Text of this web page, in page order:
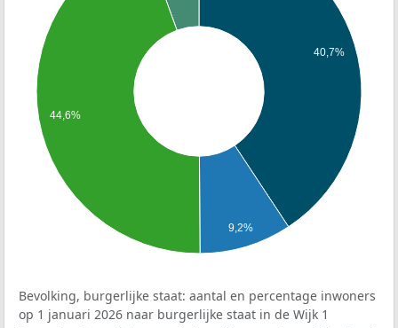
40,7%
9,2%
44,6%
Bevolking, burgerlijke staat: aantal en percentage inwoners
op 1 januari 2026 naar burgerlijke staat in de Wijk 1